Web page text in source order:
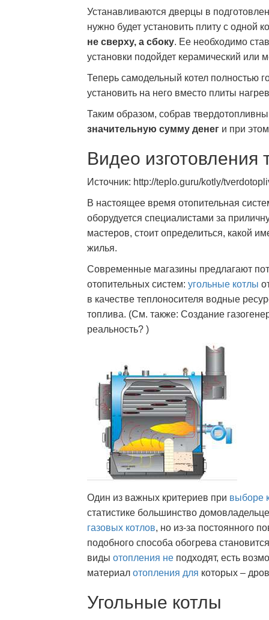
Устанавливаются дверцы в
нужно будет установить плиту с одной
не сверху, а сбоку. Ее необходимо
установки подойдет керамический или
Теперь самодельный котел полностью
установить на него вместо плиты
Таким образом, собрав
значительную сумму денег и при
Видео изготовления
Источник: http://teplo.guru/kotly/
В настоящее время отопительная
оборудуется специалистами за
мастеров, стоит определиться, какой
жилья.
Современные магазины предлагают
отопительных систем: угольные котлы
в качестве теплоносителя водные
топлива. (См. также: Создание
реальность? )
Один из важных критериев при выборе
статистике большинство
газовых котлов, но из-за постоянного
подобного способа обогрева
виды отопления не подходят, есть
материал отопления для которых –
Угольные котлы